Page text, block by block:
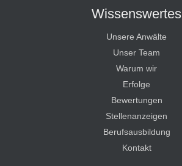
Wissenswertes
Unsere Anwälte
Unser Team
Warum wir
Erfolge
Bewertungen
Stellenanzeigen
Berufsausbildung
Kontakt